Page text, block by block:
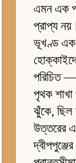
এমন এক
প্রাপ্য
ভূখণ্ড এক
পরিচিত —
পৃথক শাখা
ঝুঁকে, ছিল
উত্তরের